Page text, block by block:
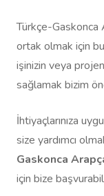
Türkçe-Gaskonca
ortak olmak için
işinizin veya
sağlamak bizim
İhtiyaçlarınıza
size yardımcı
Gaskonca
için bize